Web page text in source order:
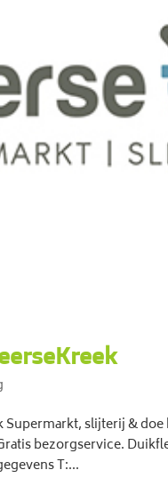
slijterij &
bezorgservice.
T:...